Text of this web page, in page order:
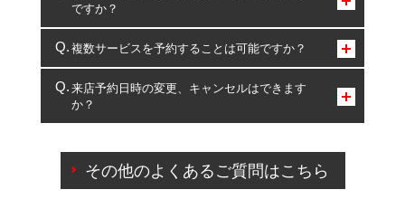
ですか？
コクピット・タイヤ館のみとなります。
複数サービスを予約することは可能ですか？
複数サービスのご予約は可能です。
一部の商品・サービスの組み合わせに限り、同時にご予約が
出来ないものもございます。
来店予約日時の変更、キャンセルはできます
か？
ご来店予約日の3営業日前を過ぎている場合のご予約
の日時変更につきましては、直接ご予約の店舗まで
その他のよくあるご質問はこちら